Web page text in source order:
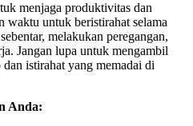
menjaga produktivitas dan
waktu untuk beristirahat selama
melakukan peregangan,
Jangan lupa untuk mengambil
istirahat yang memadai di
Anda: